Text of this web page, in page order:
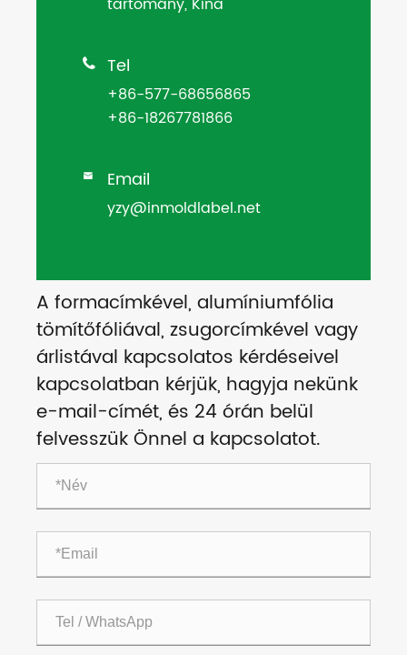
tartomány, Kína
 Tel
+86-577-68656865
+86-18267781866
 Email
yzy@inmoldlabel.net
A formacímkével, alumíniumfólia
tömítőfóliával, zsugorcímkével vagy
árlistával kapcsolatos kérdéseivel
kapcsolatban kérjük, hagyja nekünk
e-mail-címét, és 24 órán belül
felvesszük Önnel a kapcsolatot.